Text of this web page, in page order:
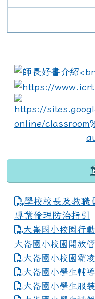
學校校長及教職
專業倫理防治指引
大崙國小校園行
大崙國小校園開放
大崙國小校園霸
大崙國小學生輔
大崙國小學生服